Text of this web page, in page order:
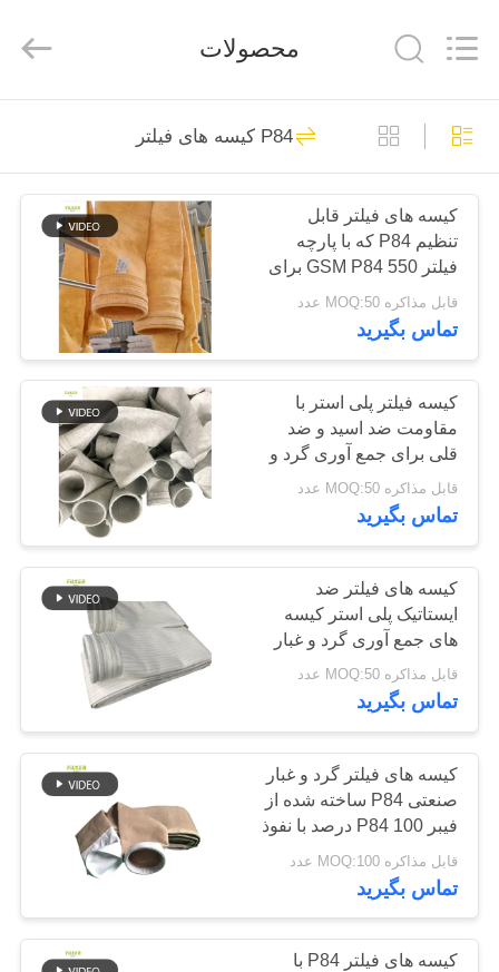
خانه
محصولات
دربارهی
کارخانه
کنترل
کیفیت
تماس
اخبار
درخواست
نقل قول
نقشه
سایت
Filter
Environmental
کیسه های فیلتر گرد و
غبار
115
کیسه فیلتر آرامید
99
کیسه فیلتر پلی استر
113
کیسه فیلتر مایع
244
محصولات
P84 کیسه های فیلتر
کیسه های فیلتر قابل
تنظیم P84 که با پارچه
فیلتر 550 GSM P84 برای
سیستم های مختلف جمع
آوری گرد و غبار صنعتی
تولید می شوند
قابل مذاکره MOQ:50 عدد
تماس بگیرید
کیسه فیلتر پلی استر با
مقاومت ضد اسید و ضد
قلی برای جمع آوری گرد و
غبار در کارخانه فولاد معدن
زغال سنگ
قابل مذاکره MOQ:50 عدد
تماس بگیرید
کیسه های فیلتر ضد
ایستاتیک پلی استر کیسه
های جمع آوری گرد و غبار
صنعتی مناسب برای
کاربردهای کارخانه های
فولاد و سیمان معدن زغال
قابل مذاکره MOQ:50 عدد
تماس بگیرید
کیسه های فیلتر گرد و غبار
صنعتی P84 ساخته شده از
فیبر P84 100 درصد با نفوذ
هوا و قدرت بالا
قابل مذاکره MOQ:100 عدد
تماس بگیرید
کیسه های فیلتر P84 با